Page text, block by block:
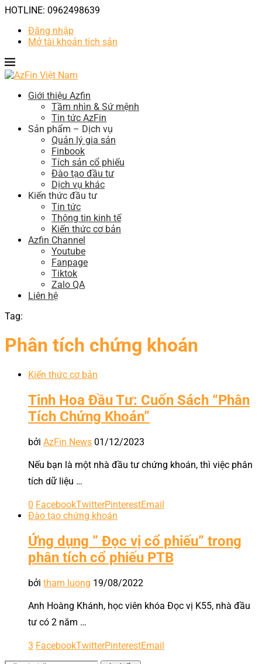
HOTLINE: 0962498639
Đăng nhập
Mở tài khoản tích sản
Giới thiệu Azfin
Tầm nhìn & Sứ mệnh
Tin tức AzFin
Sản phẩm – Dịch vụ
Quản lý gia sản
Finbook
Tích sản cổ phiếu
Đào tạo đầu tư
Dịch vụ khác
Kiến thức đầu tư
Tin tức
Thông tin kinh tế
Kiến thức cơ bản
Azfin Channel
Youtube
Fanpage
Tiktok
Zalo QA
Liên hệ
Tag:
Phân tích chứng khoán
Kiến thức cơ bản
Tinh Hoa Đầu Tư: Cuốn Sách “Phân
Tích Chứng Khoán”
bởi AzFin News 01/12/2023
Nếu bạn là một nhà đầu tư chứng khoán, thì việc phân
tích dữ liệu …
0 FacebookTwitterPinterestEmail
Đào tạo chứng khoán
Ứng dụng ” Đọc vị cổ phiếu” trong
phân tích cổ phiếu PTB
bởi tham luong 19/08/2022
Anh Hoàng Khánh, học viên khóa Đọc vị K55, nhà đầu
tư có 2 năm …
3 FacebookTwitterPinterestEmail